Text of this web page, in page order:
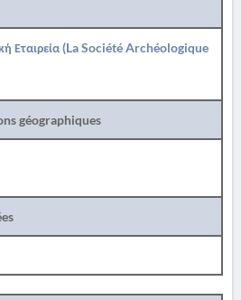
Εταιρεία (La Société Archéologique
géographiques